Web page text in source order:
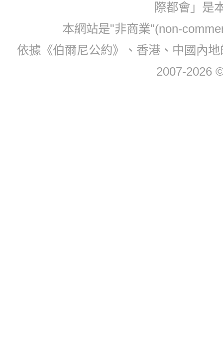
際都會」是
本網站是"非商業"(non-
依據《伯爾尼公約》、香港、中國內
2007-2026